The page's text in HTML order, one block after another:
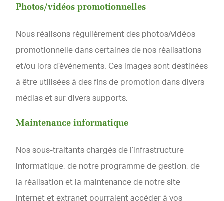
Photos/vidéos promotionnelles
Nous réalisons régulièrement des photos/vidéos
promotionnelle dans certaines de nos réalisations
et/ou lors d’évènements. Ces images sont destinées
à être utilisées à des fins de promotion dans divers
médias et sur divers supports.
Maintenance informatique
Nos sous-traitants chargés de l’infrastructure
informatique, de notre programme de gestion, de
la réalisation et la maintenance de notre site
internet et extranet pourraient accéder à vos